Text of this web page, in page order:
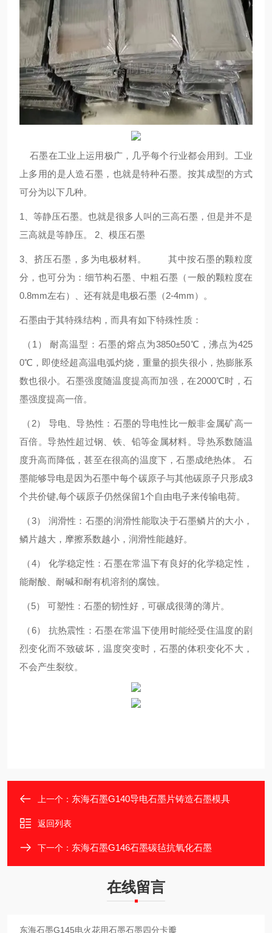
石墨在工业上运用极广，几乎每个行业都会用到。工业
上多用的是人造石墨，也就是特种石墨。按其成型的方式
可分为以下几种。
1、等静压石墨。也就是很多人叫的三高石墨，但是并不是
三高就是等静压。 2、模压石墨
3、挤压石墨，多为电极材料。 其中按石墨的颗粒度
分，也可分为：细节构石墨、中粗石墨（一般的颗粒度在
0.8mm左右）、还有就是电极石墨（2-4mm）。
石墨由于其特殊结构，而具有如下特殊性质：
（1） 耐高温型：石墨的熔点为3850±50℃，沸点为425
0℃，即使经超高温电弧灼烧，重量的损失很小，热膨胀系
数也很小。石墨强度随温度提高而加强，在2000℃时，石
墨强度提高一倍。
（2） 导电、导热性：石墨的导电性比一般非金属矿高一
百倍。导热性超过钢、铁、铅等金属材料。导热系数随温
度升高而降低，甚至在很高的温度下，石墨成绝热体。 石
墨能够导电是因为石墨中每个碳原子与其他碳原子只形成3
个共价键,每个碳原子仍然保留1个自由电子来传输电荷。
（3） 润滑性：石墨的润滑性能取决于石墨鳞片的大小，
鳞片越大，摩擦系数越小，润滑性能越好。
（4） 化学稳定性：石墨在常温下有良好的化学稳定性，
能耐酸、耐碱和耐有机溶剂的腐蚀。
（5） 可塑性：石墨的韧性好，可碾成很薄的薄片。
（6） 抗热震性：石墨在常温下使用时能经受住温度的剧
烈变化而不致破坏，温度突变时，石墨的体积变化不大，
不会产生裂纹。
上一个： 东海石墨G140导电石墨片铸造石墨模具
返回列表
下一个： 东海石墨G146石墨碳毡抗氧化石墨
在线留言